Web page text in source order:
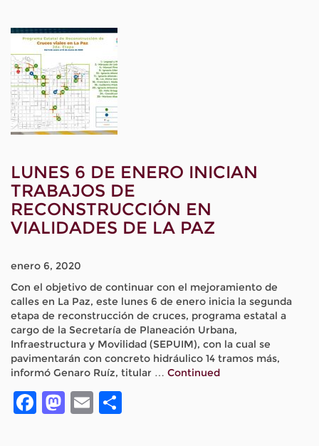
LUNES 6 DE ENERO INICIAN
TRABAJOS DE
RECONSTRUCCIÓN EN
VIALIDADES DE LA PAZ
enero 6, 2020
Con el objetivo de continuar con el mejoramiento de
calles en La Paz, este lunes 6 de enero inicia la segunda
etapa de reconstrucción de cruces, programa estatal a
cargo de la Secretaría de Planeación Urbana,
Infraestructura y Movilidad (SEPUIM), con la cual se
pavimentarán con concreto hidráulico 14 tramos más,
informó Genaro Ruíz, titular … Continued
Facebook
Mastodon
Email